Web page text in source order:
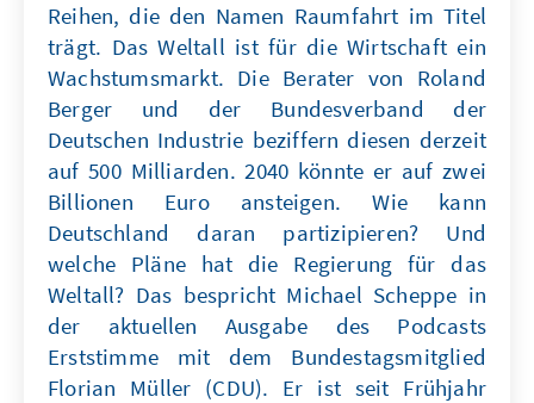
Reihen, die den Namen Raumfahrt im Titel
trägt. Das Weltall ist für die Wirtschaft ein
Wachstumsmarkt. Die Berater von Roland
Berger und der Bundesverband der
Deutschen Industrie beziffern diesen derzeit
auf 500 Milliarden. 2040 könnte er auf zwei
Billionen Euro ansteigen. Wie kann
Deutschland daran partizipieren? Und
welche Pläne hat die Regierung für das
Weltall? Das bespricht Michael Scheppe in
der aktuellen Ausgabe des Podcasts
Erststimme mit dem Bundestagsmitglied
Florian Müller (CDU). Er ist seit Frühjahr